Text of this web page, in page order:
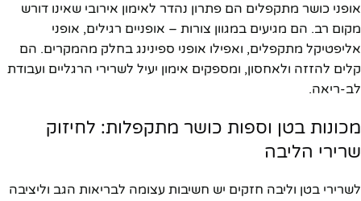
אופני כושר מתקפלים הם פתרון נהדר לאימון אירובי שאינו דורש
מקום רב. הם מגיעים במגוון צורות – אופניים רגילים, אופני
אליפטיקל מתקפלים, ואפילו אופני ספינינג בחלק מהמקרים. הם
קלים להזזה ולאחסון, ומספקים אימון יעיל לשרירי הרגליים ועבודת
לב-ריאה.
מכונות בטן וספות כושר מתקפלות: לחיזוק
שרירי הליבה
לשרירי בטן וליבה חזקים יש חשיבות עצומה לבריאות הגב וליציבה